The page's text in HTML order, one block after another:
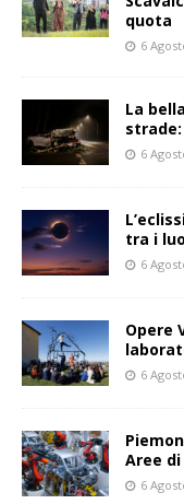
quota
6
La
6
tra i
6
Opere
6
Aree
6